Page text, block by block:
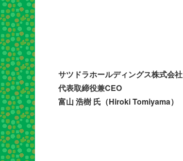
サツドラホールディングス株式会社
代表取締役兼CEO
富山 浩樹 氏（Hiroki Tomiyama）